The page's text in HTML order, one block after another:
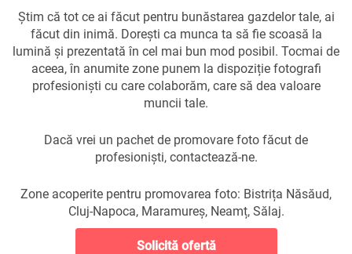
Știm că tot ce ai făcut pentru bunăstarea gazdelor tale, ai
făcut din inimă. Dorești ca munca ta să fie scoasă la
lumină și prezentată în cel mai bun mod posibil. Tocmai de
aceea, în anumite zone punem la dispoziție fotografi
profesioniști cu care colaborăm, care să dea valoare
muncii tale.
Dacă vrei un pachet de promovare foto făcut de
profesioniști, contactează-ne.
Zone acoperite pentru promovarea foto: Bistrița Năsăud,
Cluj-Napoca, Maramureș, Neamț, Sălaj.
Solicită ofertă